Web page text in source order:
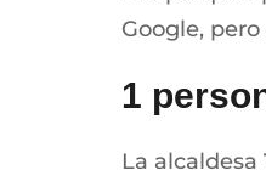
Google,
1
La alcaldesa